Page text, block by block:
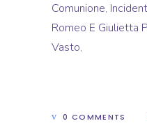
Comunione,
Romeo E Giulietta
Vasto,
0 COMMENTS